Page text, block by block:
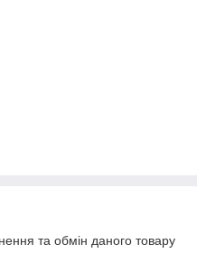
та обмін даного товару